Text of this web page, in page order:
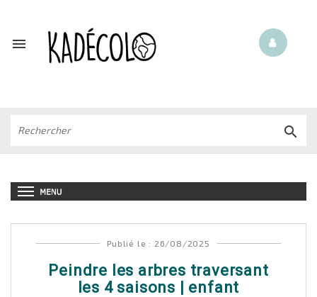


Publié le : 26/08/2025
Peindre les arbres traversant
les 4 saisons | enfant